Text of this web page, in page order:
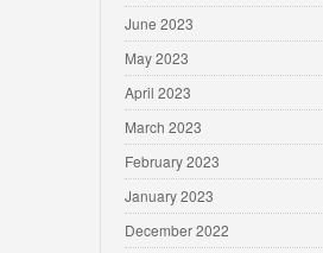
June 2023
May 2023
April 2023
March 2023
February 2023
January 2023
December 2022